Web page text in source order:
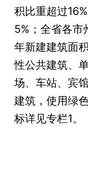
积比重超过
5%；全省各市
年新建建筑面
性公共建筑、
场、车站、宾
建筑，使用绿
标详见专栏1。